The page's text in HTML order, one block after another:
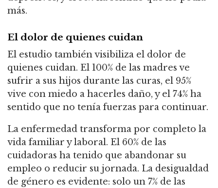
más.
El dolor de quienes cuidan
El estudio también visibiliza el dolor de
quienes cuidan. El 100% de las madres ve
sufrir a sus hijos durante las curas, el 95%
vive con miedo a hacerles daño, y el 74% ha
sentido que no tenía fuerzas para continuar.
La enfermedad transforma por completo la
vida familiar y laboral. El 60% de las
cuidadoras ha tenido que abandonar su
empleo o reducir su jornada. La desigualdad
de género es evidente: solo un 7% de las